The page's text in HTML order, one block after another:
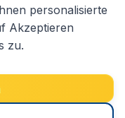
© 2026
personalisierte
Akzeptieren
zu.